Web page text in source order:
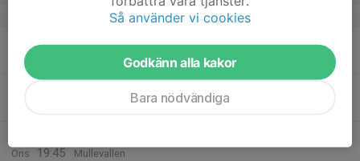
v.34
Mån
Ons
19:45
Mullevallen
Så använder vi cookies
Godkänn alla kakor
Bara nödvändiga